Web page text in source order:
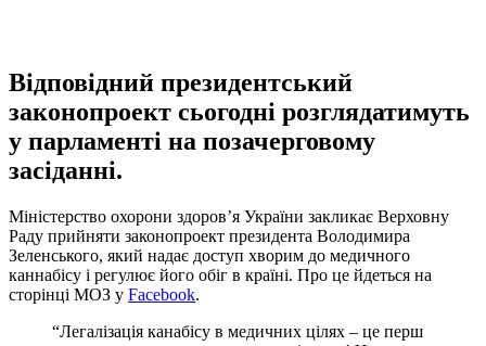
Відповідний президентський
законопроект сьогодні розглядатимуть
у парламенті на позачерговому
засіданні.
Міністерство охорони здоров’я України закликає Верховну
Раду прийняти законопроект президента Володимира
Зеленського, який надає доступ хворим до медичного
каннабісу і регулює його обіг в країні. Про це йдеться на
сторінці МОЗ у Facebook.
“Легалізація канабісу в медичних цілях – це перш